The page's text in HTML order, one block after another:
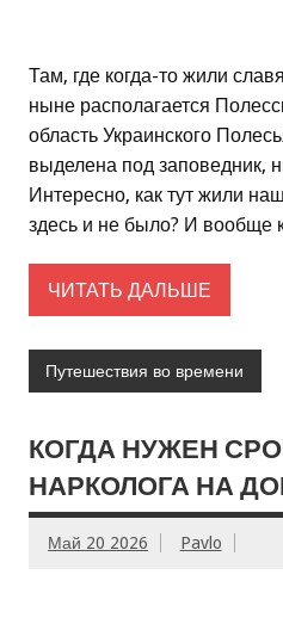
Там, где когда-то жили
ныне располагается
область Украинского
выделена под заповедник,
Интересно, как тут жили
здесь и не было? И вообще
ЧИТАТЬ ДАЛЬШЕ
Путешествия во времени
КОГДА НУЖЕН
НАРКОЛОГА НА
Май 20 2026 Pavlo